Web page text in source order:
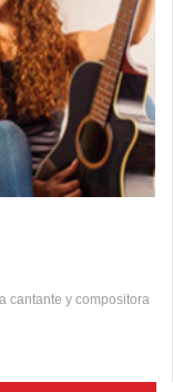
cantante y compositora